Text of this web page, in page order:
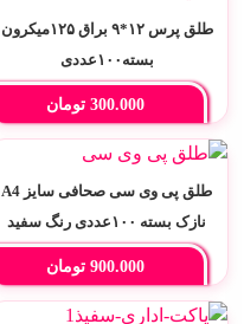
طلق پرس ۱۲*۹ براق ۱۲۵میکرون
بسته۱۰۰عددی
300.000 تومان
طلق پی وی سی صحافی سایز A4
نازک بسته ۱۰۰عددی رنگ سفید
900.000 تومان
با